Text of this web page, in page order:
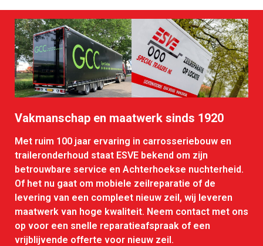
Vakmanschap en maatwerk sinds 1920
Met ruim 100 jaar ervaring in carrosseriebouw en
traileronderhoud staat ESVE bekend om zijn
betrouwbare service en Achterhoekse nuchterheid.
Of het nu gaat om mobiele zeilreparatie of de
levering van een compleet nieuw zeil, wij leveren
maatwerk van hoge kwaliteit. Neem contact met ons
op voor een snelle reparatieafspraak of een
vrijblijvende offerte voor nieuw zeil.